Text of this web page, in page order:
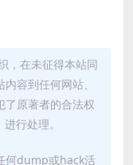
，在未征得本站同
容到任何网站、
了原著者的合法权
行处理。
何dump或hack活